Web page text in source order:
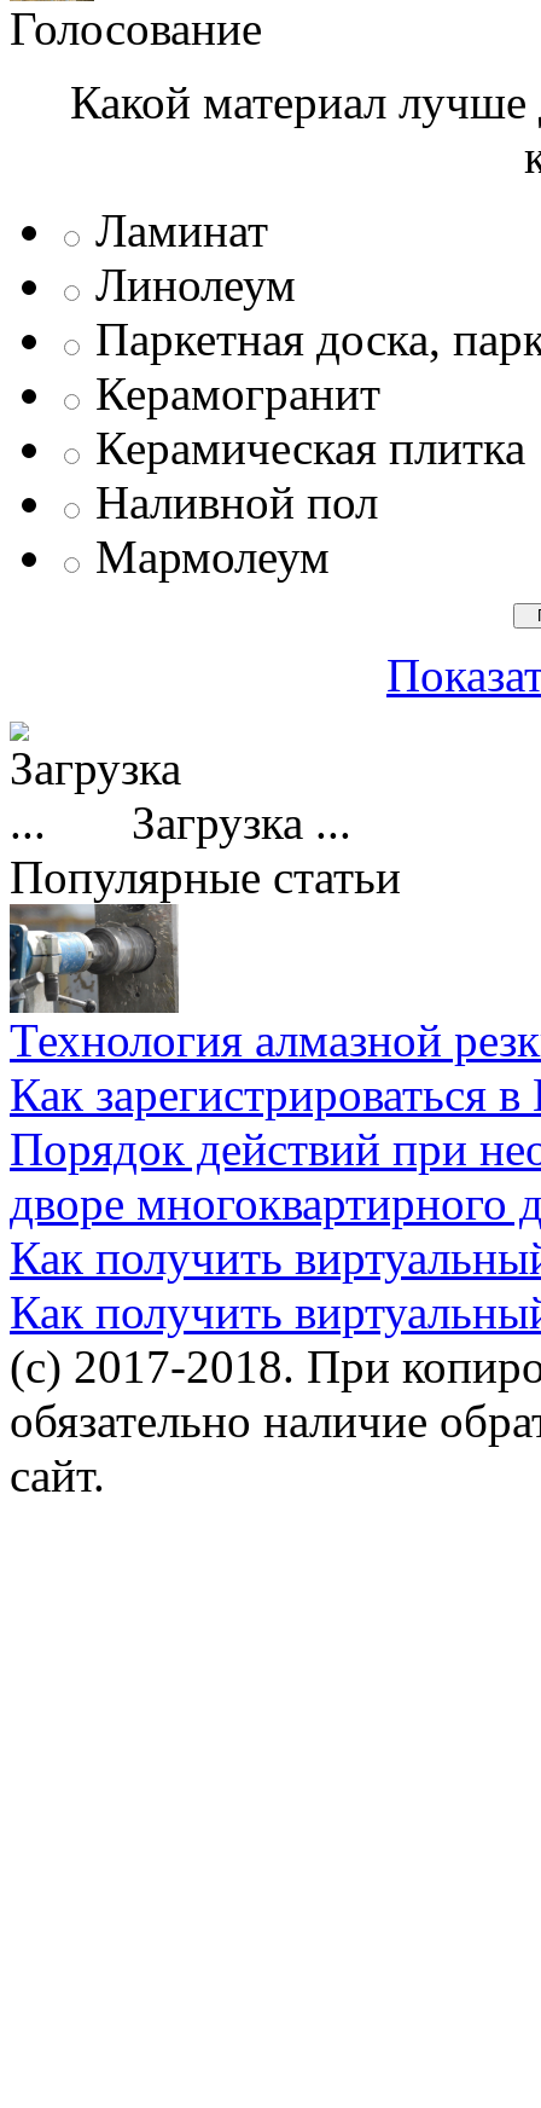
Голосование
Какой материал
Ламинат
Линолеум
Паркетная доска,
Керамогранит
Керамическая плитка
Наливной пол
Мармолеум
Загрузка ...
Популярные статьи
Технология алмазной
Как зарегистрироваться
Порядок действий при
дворе многоквартирного
Как получить
Как получить
(c) 2017-2018. При
обязательно наличие
сайт.